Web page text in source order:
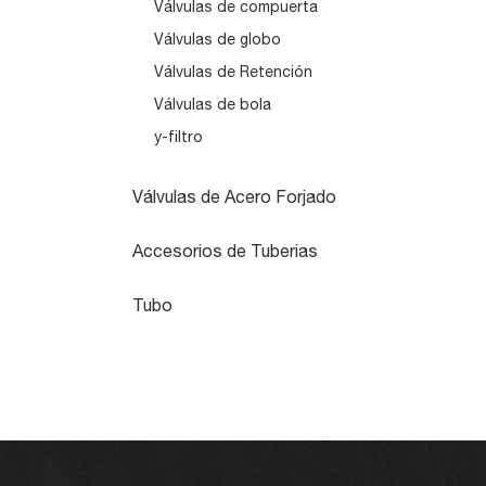
Válvulas de compuerta
Válvulas de globo
Válvulas de Retención
Válvulas de bola
y-filtro
Válvulas de Acero Forjado
Accesorios de Tuberias
Tubo